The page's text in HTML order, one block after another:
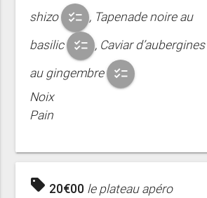
shizo checklist , Tapenade noire au
basilic checklist , Caviar d’aubergines
au gingembre checklist
Noix
Pain
sell 20€00 le plateau apéro